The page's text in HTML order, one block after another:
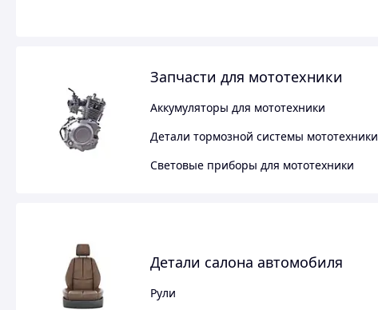
Запчасти для мототехники
Аккумуляторы для мототехники
Детали тормозной системы мототехники
Световые приборы для мототехники
Детали салона автомобиля
Рули